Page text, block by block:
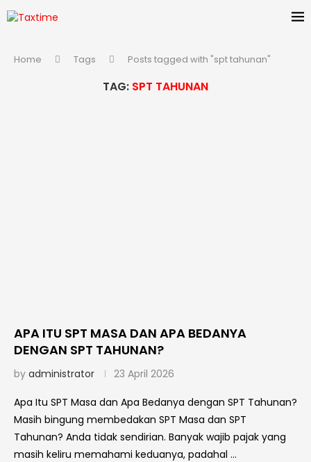
Home Tags Posts tagged with "spt tahunan"
TAG: SPT TAHUNAN
APA ITU SPT MASA DAN APA BEDANYA
DENGAN SPT TAHUNAN?
by administrator 23 April 2026
Apa Itu SPT Masa dan Apa Bedanya dengan SPT Tahunan?
Masih bingung membedakan SPT Masa dan SPT
Tahunan? Anda tidak sendirian. Banyak wajib pajak yang
masih keliru memahami keduanya, padahal …